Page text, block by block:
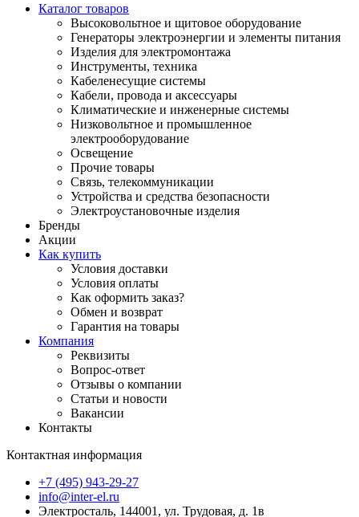
Каталог товаров
Высоковольтное и щитовое оборудование
Генераторы электроэнергии и элементы питания
Изделия для электромонтажа
Инструменты, техника
Кабеленесущие системы
Кабели, провода и аксессуары
Климатические и инженерные системы
Низковольтное и промышленное
электрооборудование
Освещение
Прочие товары
Связь, телекоммуникации
Устройства и средства безопасности
Электроустановочные изделия
Бренды
Акции
Как купить
Условия доставки
Условия оплаты
Как оформить заказ?
Обмен и возврат
Гарантия на товары
Компания
Реквизиты
Вопрос-ответ
Отзывы о компании
Статьи и новости
Вакансии
Контакты
Контактная информация
+7 (495) 943-29-27
info@inter-el.ru
Электросталь, 144001, ул. Трудовая, д. 1в